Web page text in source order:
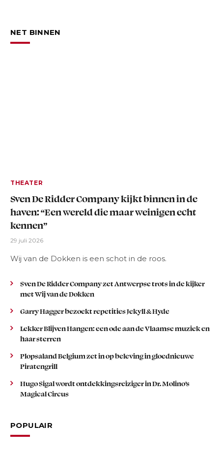
NET BINNEN
THEATER
Sven De Ridder Company kijkt binnen in de
haven: “Een wereld die maar weinigen echt
kennen”
29 juli 2026
Wij van de Dokken is een schot in de roos.
Sven De Ridder Company zet Antwerpse trots in de kijker
met Wij van de Dokken
Garry Hagger bezoekt repetities Jekyll & Hyde
Lekker Blijven Hangen: een ode aan de Vlaamse muziek en
haar sterren
Plopsaland Belgium zet in op beleving in gloednieuwe
Piratengrill
Hugo Sigal wordt ontdekkingsreiziger in Dr. Molino’s
Magical Circus
POPULAIR